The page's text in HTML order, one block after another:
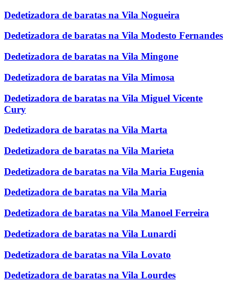
Dedetizadora de baratas na Vila Nogueira
Dedetizadora de baratas na Vila Modesto Fernandes
Dedetizadora de baratas na Vila Mingone
Dedetizadora de baratas na Vila Mimosa
Dedetizadora de baratas na Vila Miguel Vicente
Cury
Dedetizadora de baratas na Vila Marta
Dedetizadora de baratas na Vila Marieta
Dedetizadora de baratas na Vila Maria Eugenia
Dedetizadora de baratas na Vila Maria
Dedetizadora de baratas na Vila Manoel Ferreira
Dedetizadora de baratas na Vila Lunardi
Dedetizadora de baratas na Vila Lovato
Dedetizadora de baratas na Vila Lourdes